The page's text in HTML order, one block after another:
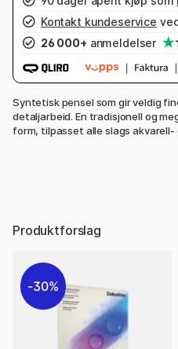
Kontakt kundeservice
26 000+ anmeldelser
Syntetisk pensel som gir veldig
detaljarbeid. En tradisjonell og
form, tilpasset alle slags akvarell-
Produktforslag
30%